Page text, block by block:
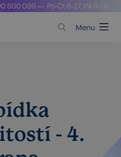
800 099 — Po-Čt 8-17, Pá 8-16
Menu
- 4.